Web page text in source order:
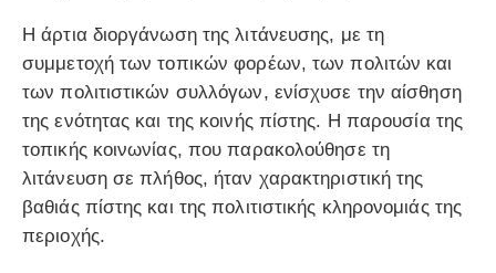
Η άρτια διοργάνωση της λιτάνευσης, με τη
συμμετοχή των τοπικών φορέων, των πολιτών και
των πολιτιστικών συλλόγων, ενίσχυσε την αίσθηση
της ενότητας και της κοινής πίστης. Η παρουσία της
τοπικής κοινωνίας, που παρακολούθησε τη
λιτάνευση σε πλήθος, ήταν χαρακτηριστική της
βαθιάς πίστης και της πολιτιστικής κληρονομιάς της
περιοχής.